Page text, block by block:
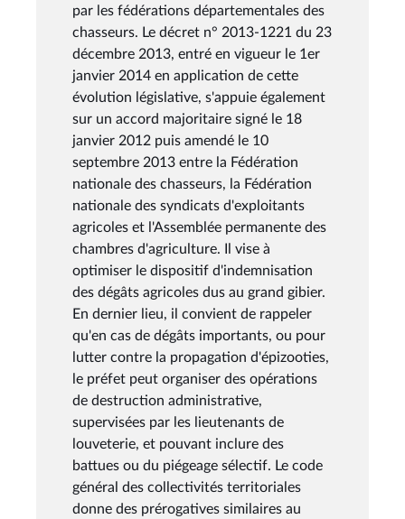
par les fédérations départementales des
chasseurs. Le décret n° 2013-1221 du 23
décembre 2013, entré en vigueur le 1er
janvier 2014 en application de cette
évolution législative, s'appuie également
sur un accord majoritaire signé le 18
janvier 2012 puis amendé le 10
septembre 2013 entre la Fédération
nationale des chasseurs, la Fédération
nationale des syndicats d'exploitants
agricoles et l'Assemblée permanente des
chambres d'agriculture. Il vise à
optimiser le dispositif d'indemnisation
des dégâts agricoles dus au grand gibier.
En dernier lieu, il convient de rappeler
qu'en cas de dégâts importants, ou pour
lutter contre la propagation d'épizooties,
le préfet peut organiser des opérations
de destruction administrative,
supervisées par les lieutenants de
louveterie, et pouvant inclure des
battues ou du piégeage sélectif. Le code
général des collectivités territoriales
donne des prérogatives similaires au